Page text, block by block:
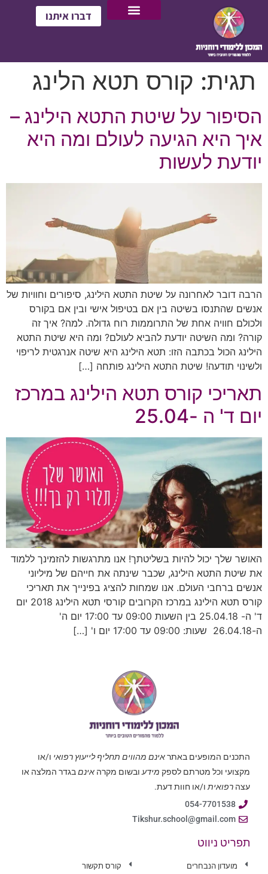
דברו איתנו
תגית: קורס תטא הלינג
הסיפור על שיטת התטא הילינג –
איך היא הגיעה לעולם ומה היא
יודעת לעשות
הרבה דובר לאחרונה על שיטת התטא הילינג, סיפורים וחוויות של
אנשים שהתנסו בשיטה בין אם בטיפול אישי ובין אם בקורס
ולכולם חוויה אחת של התרוממות רוח גדולה. למה? איך זה
קורה? ומה השיטה יודעת להביא לעולם? ומה היא שיטת התטא
הילינג הכול בכתבה הזו: תטא הילינג היא שיטה אנרגטית לריפוי
ולשינוי תודעה! שיטת התטא הילינג פותחה […]
תאריכי קורס תטא הילינג במרכז
יום ד' ה -25.04
האושר שלך יכול להיות בשליטתך! אנו מתרגשות להזמינך ללמוד
את שיטת התטא הילינג, שכבר שינתה את חייהם של מיליוני
אנשים ברחבי העולם. אנו שמחות להציג בפינייך את תאריכי
קורס תטא הילינג במרכז הקרובים קורסי תטא הילינג 2018 יום
ד' ה- 25.04.18 בין השעות 09:00 עד 17:00 יום ה'
ה-26.04.18 שעות: 09:00 עד 17:00 יום ו' […]
התכנים המופעים באתראינם מהווים תחליף לייעוץ רפואי ו/או
מקצועי וכל מטרתם לספק מידעובשום מקרה אינםבגדר המלצה או
עצה רפואיתו/או חוות דעת.
054-7701538
Tikshur.school@gmail.com
תפריט ניווט
מועדון הנבחרים קורס תקשור